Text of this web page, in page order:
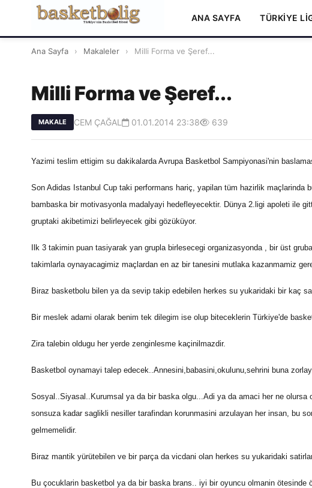
ANA SAYFA TÜRKİYE
Ana Sayfa › Makaleler › Milli Forma ve Şeref...
Milli Forma ve Şeref...
MAKALE CEM ÇAĞAL 01.01.2014 23:38 639
Yazimi teslim ettigim su dakikalarda Avrupa Basketbol Sampiyonasi'nin
Son Adidas Istanbul Cup taki performans hariç, yapilan tüm hazirlik
bambaska bir motivasyonla madalyayi hedefleyecektir. Dünya 2.ligi apoleti ile
gruptaki akibetimizi belirleyecek gibi gözüküyor.
Ilk 3 takimin puan tasiyarak yan grupla birlesecegi organizasyonda , bir üst
takimlarla oynayacagimiz maçlardan en az bir tanesini mutlaka kazanmamiz
Biraz basketbolu bilen ya da sevip takip edebilen herkes su yukaridaki bir kaç
Bir meslek adami olarak benim tek dilegim ise olup biteceklerin Türkiye'de
Zira talebin oldugu her yerde zenginlesme kaçinilmazdir.
Basketbol oynamayi talep edecek..Annesini,babasini,okulunu,sehrini buna
Sosyal..Siyasal..Kurumsal ya da bir baska olgu...Adi ya da amaci her ne
sonsuza kadar saglikli nesiller tarafindan korunmasini arzulayan her insan, bu
gelmemelidir.
Biraz mantik yürütebilen ve bir parça da vicdani olan herkes su yukaridaki
Bu çocuklarin basketbol ya da bir baska brans.. iyi bir oyuncu olmanin